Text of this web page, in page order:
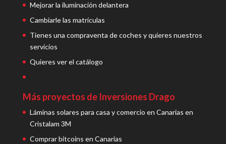
Mejorar la iluminación delantera
Cambiarle las matrículas
Tienes una compraventa de coches y quieres nuestros
servicios
Quieres ver el catálogo
Más proyectos de Inversiones Drago
Láminas solares para casa y comercio en Canarias en
Cristalam 3M
Comprar bitcoins en Canarias